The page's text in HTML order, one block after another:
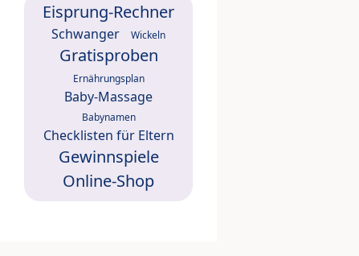
Eisprung-Rechner
Schwanger Wickeln
Gratisproben
Ernährungsplan
Baby-Massage
Babynamen
Checklisten für Eltern
Gewinnspiele
Online-Shop